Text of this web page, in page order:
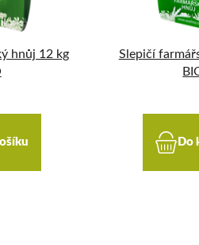
hnůj 12 kg
Slepičí
Do